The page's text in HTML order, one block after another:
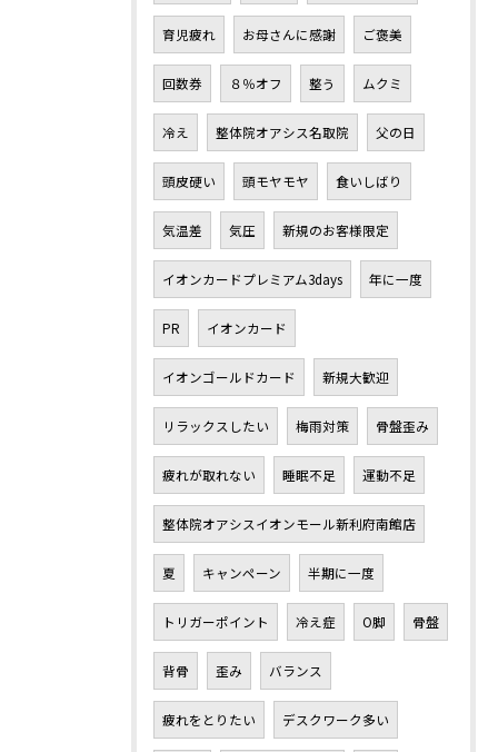
育児疲れ お母さんに感謝 ご褒美
回数券 ８％オフ 整う ムクミ
冷え 整体院オアシス名取院 父の日
頭皮硬い 頭モヤモヤ 食いしばり
気温差 気圧 新規のお客様限定
イオンカードプレミアム3days 年に一度
PR イオンカード
イオンゴールドカード 新規大歓迎
リラックスしたい 梅雨対策 骨盤歪み
疲れが取れない 睡眠不足 運動不足
整体院オアシスイオンモール新利府南館店
夏 キャンペーン 半期に一度
トリガーポイント 冷え症 O脚 骨盤
背骨 歪み バランス
疲れをとりたい デスクワーク多い